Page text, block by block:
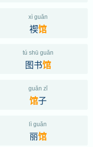
xì guǎn
禊馆
tú shū guǎn
图书馆
guǎn zǐ
馆子
lì guǎn
丽馆